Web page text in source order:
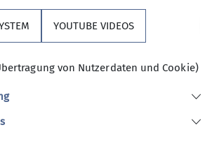
YOUTUBE VIDEOS
von Nutzerdaten und Cookie)